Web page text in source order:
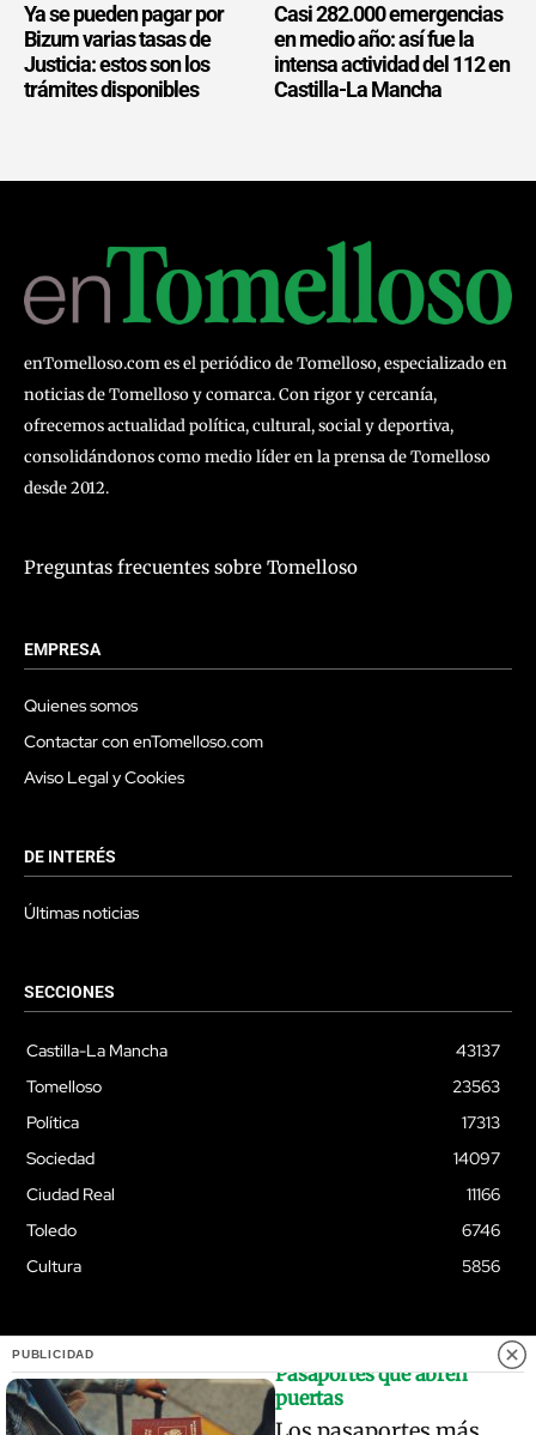
Ya se pueden pagar por
Bizum varias tasas de
Justicia: estos son los
trámites disponibles
Casi 282.000 emergencias
en medio año: así fue la
intensa actividad del 112 en
Castilla-La Mancha
enTomelloso.com es el periódico de Tomelloso, especializado en
noticias de Tomelloso y comarca. Con rigor y cercanía,
ofrecemos actualidad política, cultural, social y deportiva,
consolidándonos como medio líder en la prensa de Tomelloso
desde 2012.
Preguntas frecuentes sobre Tomelloso
EMPRESA
Quienes somos
Contactar con enTomelloso.com
Aviso Legal y Cookies
DE INTERÉS
Últimas noticias
SECCIONES
Castilla-La Mancha
43137
Tomelloso
23563
Política
17313
Sociedad
14097
Ciudad Real
11166
Toledo
6746
Cultura
5856
© Quixoteus
PUBLICIDAD
Pasaportes que abren
puertas